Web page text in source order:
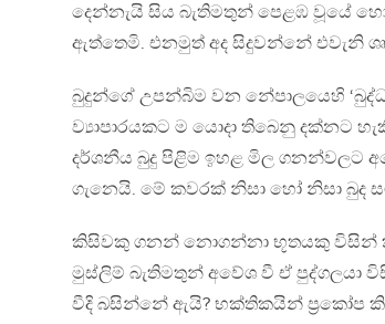
දෙන්නැයි සිය බැතිමතුන් පෙළඹ වූයේ
ඇත්තෙමි. එනමුත් අද සිදුවන්නේ එවැනි
බුදුන්ගේ උපන්බිම වන නේපාලයෙහි
ව්‍යාපාරයකට ම යොදා තිබෙනු දක්නට
දර්ශනීය බුදු පිළිම ඉහළ මිල ගනන්වලට
ගැනෙයි. මේ කවරක් නිසා හෝ නිසා බුද
කිසිවකු ගනන් නොගන්නා භූතයකු විසින්
මුස්ලිම් බැතිමතුන් අවේශ වී ඒ පුද්ගලයා
වීදි බසින්නේ ඇයි? භක්තිකයින් ප‍්‍රකෝප